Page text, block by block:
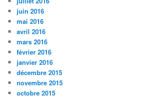
juin 2016
mai 2016
avril 2016
mars 2016
février 2016
janvier 2016
décembre 2015
novembre 2015
octobre 2015